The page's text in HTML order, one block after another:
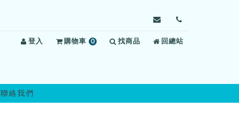
給
二
聯
登入 購物車 0項
找商品 回總站
聯絡我們